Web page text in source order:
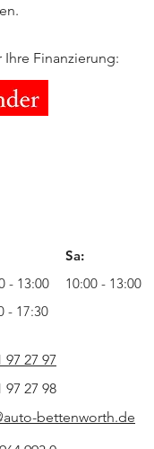
Ihre Finanzierung:
Sa:
- 13:00
10:00 - 13:00
- 17:30
97 27 97
97 27 98
bettenworth.de